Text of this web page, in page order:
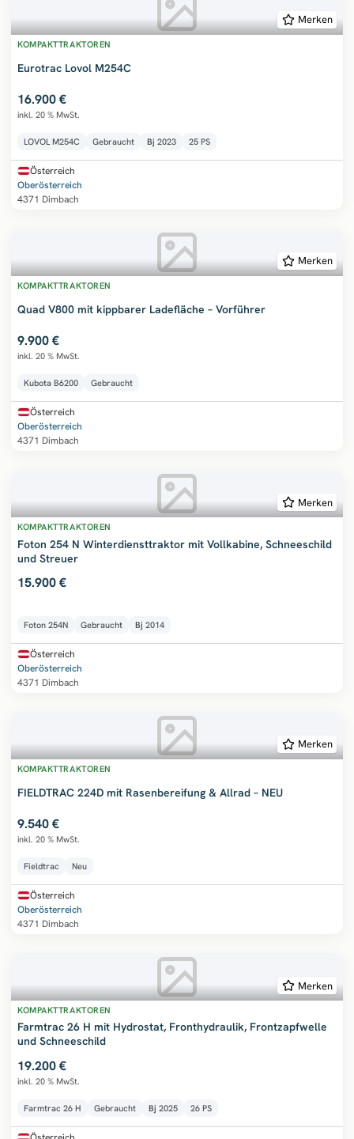
Merken
KOMPAKTTRAKTOREN
Eurotrac Lovol M254C
16.900 €
inkl. 20 % MwSt.
LOVOL M254C Gebraucht Bj 2023 25 PS
Österreich
Oberösterreich
4371 Dimbach
Merken
KOMPAKTTRAKTOREN
Quad V800 mit kippbarer Ladefläche – Vorführer
9.900 €
inkl. 20 % MwSt.
Kubota B6200 Gebraucht
Österreich
Oberösterreich
4371 Dimbach
Merken
KOMPAKTTRAKTOREN
Foton 254 N Winterdiensttraktor mit Vollkabine, Schneeschild
und Streuer
15.900 €
Foton 254N Gebraucht Bj 2014
Österreich
Oberösterreich
4371 Dimbach
Merken
KOMPAKTTRAKTOREN
FIELDTRAC 224D mit Rasenbereifung & Allrad – NEU
9.540 €
inkl. 20 % MwSt.
Fieldtrac Neu
Österreich
Oberösterreich
4371 Dimbach
Merken
KOMPAKTTRAKTOREN
Farmtrac 26 H mit Hydrostat, Fronthydraulik, Frontzapfwelle
und Schneeschild
19.200 €
inkl. 20 % MwSt.
Farmtrac 26 H Gebraucht Bj 2025 26 PS